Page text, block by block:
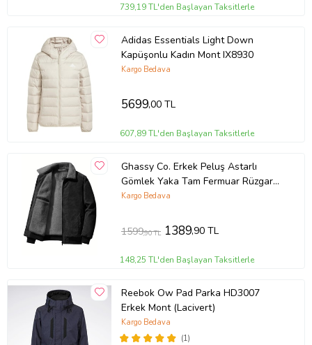
739,19 TL'den Başlayan Taksitlerle
Adidas Essentials Light Down
Kapüşonlu Kadın Mont IX8930
Kargo Bedava
5699,00 TL
607,89 TL'den Başlayan Taksitlerle
Ghassy Co. Erkek Peluş Astarlı
Gömlek Yaka Tam Fermuar Rüzgar
Geçirmez Kadife Mont (Siyah)
Kargo Bedava
1599,90 TL 1389,90 TL
148,25 TL'den Başlayan Taksitlerle
Reebok Ow Pad Parka HD3007
Erkek Mont (Lacivert)
(1)
Kargo Bedava